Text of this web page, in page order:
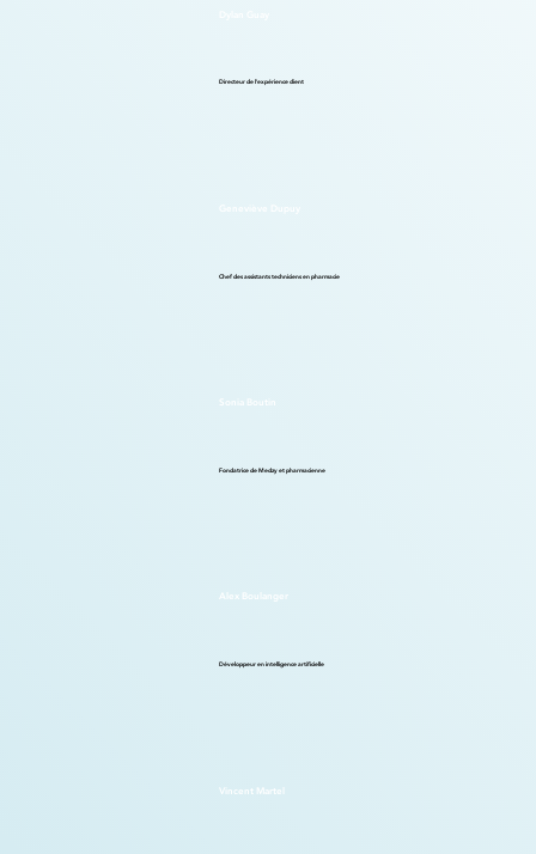
Directeur de l'expérience client
Geneviève Dupuy
Chef des assistants techniciens en pharmacie
Sonia Boutin
Fondatrice de Medzy et pharmacienne
Alex Boulanger
Développeur en intelligence artificielle
Vincent Martel